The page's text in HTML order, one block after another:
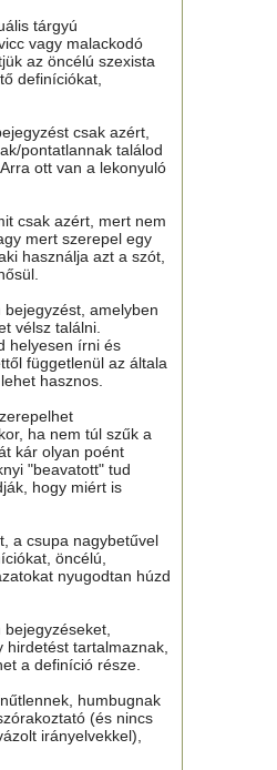
tárgyú
vagy malackodó
az öncélú szexista
definíciókat,
csak azért,
pontatlannak találod
ott van a lekonyuló
csak azért, mert nem
mert szerepel egy
használja azt a szót,
amelyben
vélsz találni.
helyesen írni és
függetlenül az általa
hasznos.
ha nem túl szűk a
kár olyan poént
"beavatott" tud
hogy miért is
a csupa nagybetűvel
öncélú,
nyugodtan húzd
tartalmaznak,
a definíció része.
humbugnak
(és nincs
irányelvekkel),